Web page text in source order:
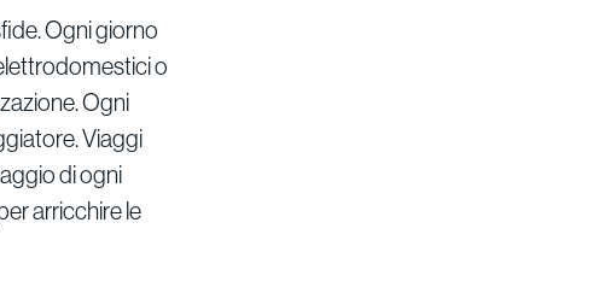
Ogni giorno
o
Ogni
Viaggi
di ogni
arricchire le